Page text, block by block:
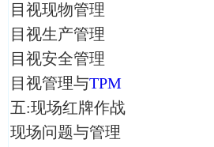
目视现物管理
目视生产管理
目视安全管理
目视管理与TPM
五:现场红牌作战
现场问题与管理